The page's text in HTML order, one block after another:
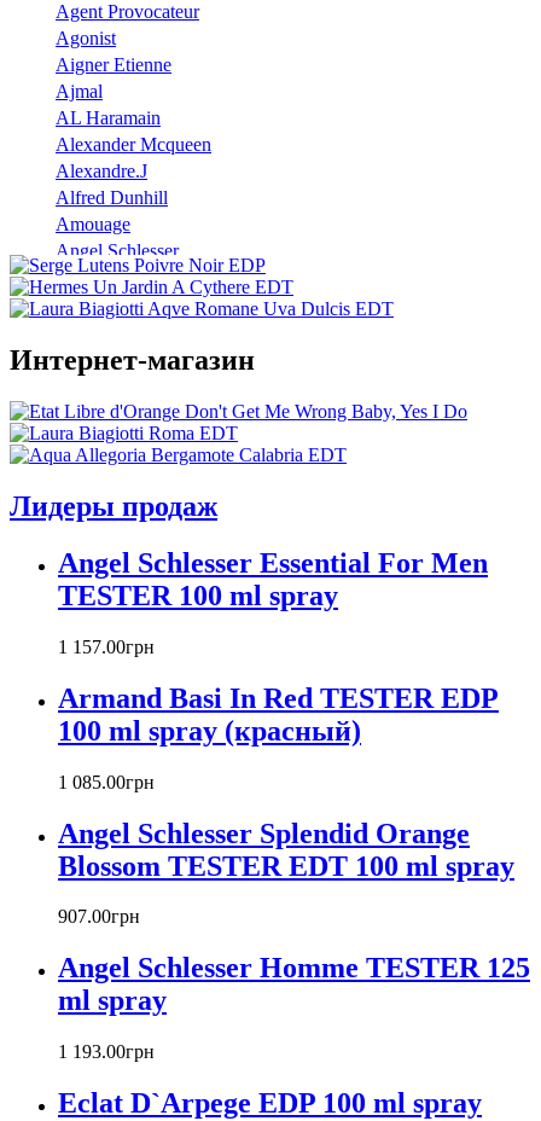
Agent Provocateur
Agonist
Aigner Etienne
Ajmal
AL Haramain
Alexander Mcqueen
Alexandre.J
Alfred Dunhill
Amouage
Angel Schlesser
Anna Sui
Annayake
Antonio Banderas
Armaf
Armand Basi
Atelier Cologne
Badgley Mischka
Banana Republic
Barex
Beyonce
Biotherm
Blumarine
Bottega Veneta
Bourjois
Britney Spears
Burberry
Byblos
Byredo
Cacharel
Calvin Klein
Carla Fracci
Интернет-магазин
Лидеры продаж
Angel Schlesser Essential For Men
TESTER 100 ml spray
1 157.00грн
Armand Basi In Red TESTER EDP
100 ml spray (красный)
1 085.00грн
Angel Schlesser Splendid Orange
Blossom TESTER EDT 100 ml spray
907.00грн
Angel Schlesser Homme TESTER 125
ml spray
1 193.00грн
Eclat D`Arpege EDP 100 ml spray